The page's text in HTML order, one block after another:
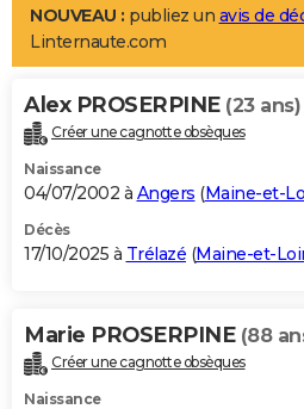
LIFESTYLE
Art de vivre
Bien-être
Loisirs
Mode
Modes de vie
Alimentation
Guide de la santé
Maladies
Médicaments
Sommeil
VOYAGE
Destinations
City break
Voyage nature
Voyage de noces
Forum
Climat
+PHOTO
GUIDES D'ACHAT
BONS PLANS
Carte de Noël
Carte Bonne année
Carte Saint-Valentin
Carte Pâques
Carte d'anniversaire
DICTIONNAIRE
Dictionnaire
Biographies
Citations
Expressions
Proverbes
PROGRAMME TV
NOUVEAU : publiez un avis de
Linternaute.com
Alex PROSERPINE (23 ans)
Créer une cagnotte obsèques
Naissance
04/07/2002 à Angers (Maine-et-
Décès
17/10/2025 à Trélazé (Maine-et-
Marie PROSERPINE (88
Créer une cagnotte obsèques
Naissance